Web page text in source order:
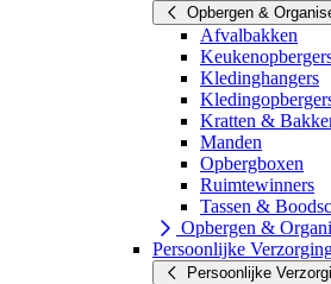
Opbergen &
Afvalbakken
Kledinghangers
Kratten &
Manden
Opbergboxen
Ruimtewinners
Tassen &
Opbergen &
Persoonlijke
Persoonlijke